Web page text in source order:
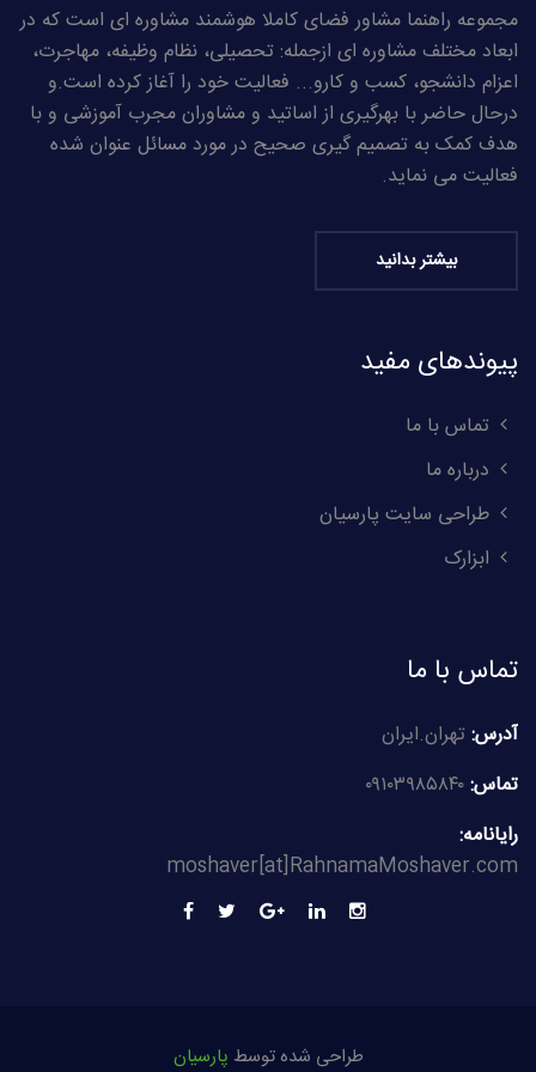
مجموعه راهنما مشاور فضای کاملا هوشمند مشاوره ای است که در
ابعاد مختلف مشاوره ای ازجمله: تحصیلی، نظام وظیفه، مهاجرت،
اعزام دانشجو، کسب و کارو... فعالیت خود را آغاز کرده است.و
درحال حاضر با بهرگیری از اساتید و مشاوران مجرب آموزشی و با
هدف کمک به تصمیم گیری صحیح در مورد مسائل عنوان شده
فعالیت می نماید.
بیشتر بدانید
پیوندهای مفید
تماس با ما
درباره ما
طراحی سایت پارسیان
ابزارک
تماس با ما
آدرس:تهران.ایران
تماس:
رایانامه:
moshaver[at]RahnamaMoshaver.com
طراحی شده توسط پارسیان